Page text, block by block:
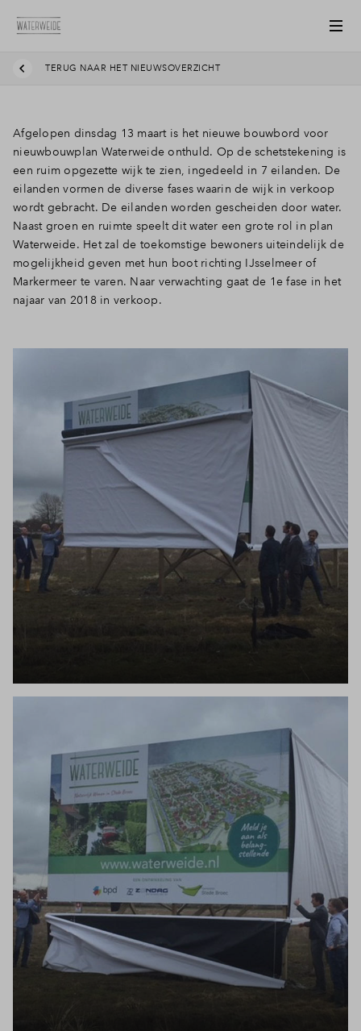
Inloggen
TERUG NAAR HET NIEUWSOVERZICHT
Afgelopen dinsdag 13 maart is het nieuwe bouwbord voor
nieuwbouwplan Waterweide onthuld. Op de schetstekening is
een ruim opgezette wijk te zien, ingedeeld in 7 eilanden. De
eilanden vormen de diverse fases waarin de wijk in verkoop
wordt gebracht. De eilanden worden gescheiden door water.
Naast groen en ruimte speelt dit water een grote rol in plan
Waterweide. Het zal de toekomstige bewoners uiteindelijk de
mogelijkheid geven met hun boot richting IJsselmeer of
Markermeer te varen. Naar verwachting gaat de 1e fase in het
najaar van 2018 in verkoop.